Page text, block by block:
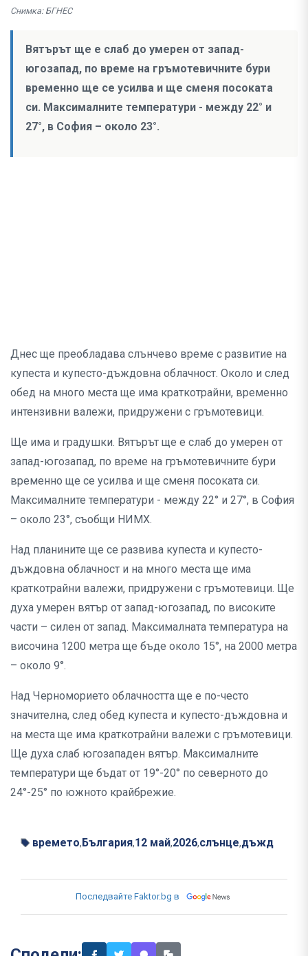
Снимка: БГНЕС
Вятърът ще е слаб до умерен от запад-
югозапад, по време на гръмотевичните бури
временно ще се усилва и ще сменя посоката
си. Максималните температури - между 22° и
27°, в София – около 23°.
Днес ще преобладава слънчево време с развитие на
купеста и купесто-дъждовна облачност. Около и след
обед на много места ще има краткотрайни, временно
интензивни валежи, придружени с гръмотевици.
Ще има и градушки. Вятърът ще е слаб до умерен от
запад-югозапад, по време на гръмотевичните бури
временно ще се усилва и ще сменя посоката си.
Максималните температури - между 22° и 27°, в София
– около 23°, съобщи НИМХ.
Над планините ще се развива купеста и купесто-
дъждовна облачност и на много места ще има
краткотрайни валежи, придружени с гръмотевици. Ще
духа умерен вятър от запад-югозапад, по високите
части – силен от запад. Максималната температура на
височина 1200 метра ще бъде около 15°, на 2000 метра
– около 9°.
Над Черноморието облачността ще е по-често
значителна, след обед купеста и купесто-дъждовна и
на места ще има краткотрайни валежи с гръмотевици.
Ще духа слаб югозападен вятър. Максималните
температури ще бъдат от 19°-20° по северното до
24°-25° по южното крайбрежие.
времето, България,12 май,2026,слънце,дъжд
Последвайте Faktor.bg в